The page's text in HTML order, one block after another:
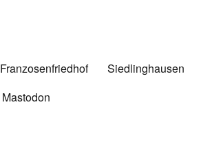
Franzosenfriedhof Siedlinghausen
Mastodon